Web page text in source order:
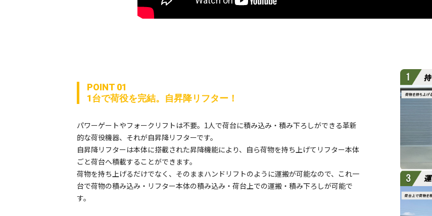
POINT 01
1台で荷役を完結。自昇降リフター！
パワーゲートやフォークリフトは不要。1人で荷台に積み込み・積み下ろしができる革新
的な荷役機器、それが自昇降リフターです。
自昇降リフターは本体に搭載された昇降機能により、自ら荷物を持ち上げてリフター本体
ごと荷台へ積載することができます。
荷物を持ち上げるだけでなく、そのままハンドリフトのように運搬が可能なので、これ一
台で荷物の積み込み・リフター本体の積み込み・荷台上での運搬・積み下ろしが可能で
す。